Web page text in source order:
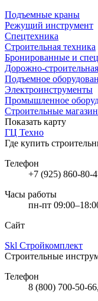
Подъемные краны
Режущий инструмент
Спецтехника
Строительная техника
Бронированные и
Дорожно-
Подъемное
Электроинструменты
Промышленное
Строительные
Показать карту
ГЦ Техно
Где купить
Телефон
+7 (925) 860-80-
Часы работы
пн-пт
Сайт
Skl Стройкомплект
Строительные
Телефон
8 (800) 700-50-